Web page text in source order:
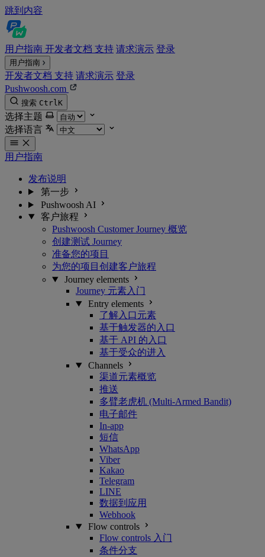
跳到内容
用户指南 开发者文档 支持 请求演示 登录
用户指南
开发者文档 支持 请求演示 登录
Pushwoosh.com
搜索 CtrlK
选择主题
选择语言
用户指南
发布说明
第一步
Pushwoosh AI
客户旅程
Pushwoosh Customer Journey 概览
创建测试 Journey
准备您的项目
为您的项目创建客户旅程
Journey elements
Journey 元素入门
Entry elements
了解入口元素
基于触发器的入口
基于 API 的入口
基于受众的进入
Channels
渠道元素概览
推送
多臂老虎机 (Multi-Armed Bandit)
电子邮件
In-app
短信
WhatsApp
Viber
Kakao
Telegram
LINE
数据到应用
Webhook
Flow controls
Flow controls 入门
条件分支